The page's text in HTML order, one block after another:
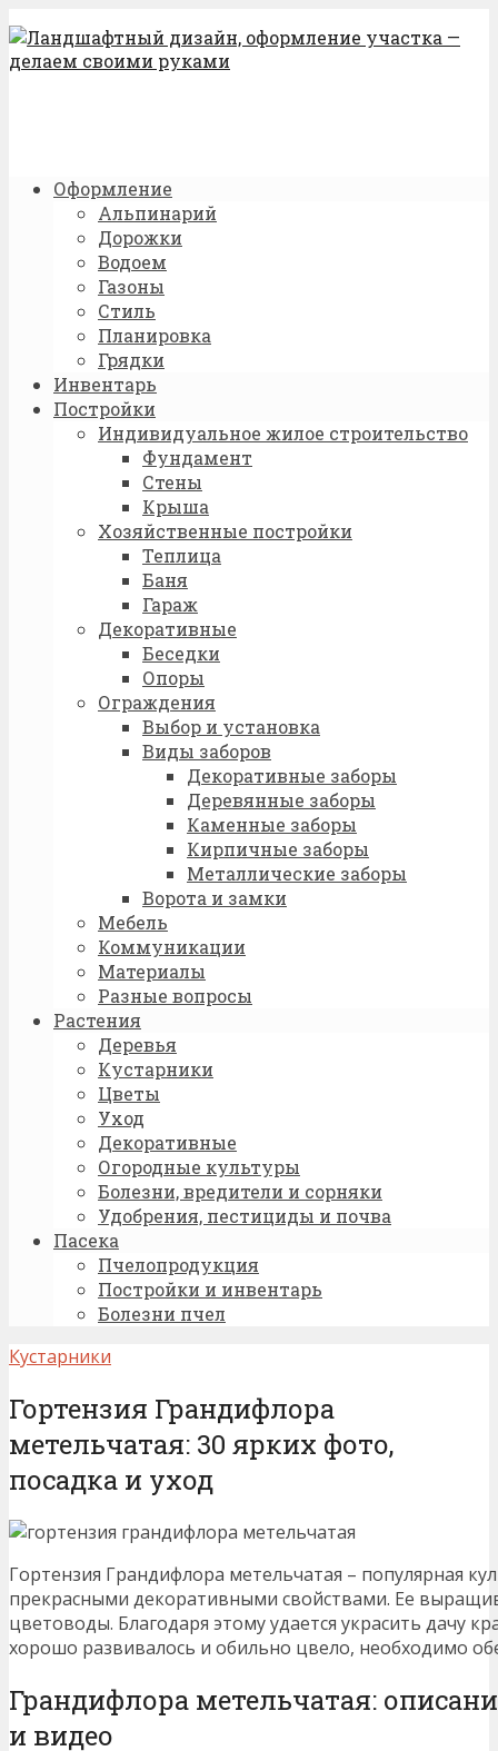
Оформление
Альпинарий
Дорожки
Водоем
Газоны
Стиль
Планировка
Грядки
Инвентарь
Постройки
Индивидуальное жилое строительство
Фундамент
Стены
Крыша
Хозяйственные постройки
Теплица
Баня
Гараж
Декоративные
Беседки
Опоры
Ограждения
Выбор и установка
Виды заборов
Декоративные заборы
Деревянные заборы
Каменные заборы
Кирпичные заборы
Металлические заборы
Ворота и замки
Мебель
Коммуникации
Материалы
Разные вопросы
Растения
Деревья
Кустарники
Цветы
Уход
Декоративные
Огородные культуры
Болезни, вредители и сорняки
Удобрения, пестициды и почва
Пасека
Пчелопродукция
Постройки и инвентарь
Болезни пчел
Кустарники
Гортензия Грандифлора
метельчатая: 30 ярких фото,
посадка и уход
Гортензия Грандифлора метельчатая – популярная
прекрасными декоративными свойствами. Ее
цветоводы. Благодаря этому удается украсить дачу
хорошо развивалось и обильно цвело, необходимо
Грандифлора метельчатая:
и видео